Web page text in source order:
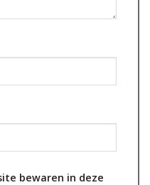
bewaren in deze